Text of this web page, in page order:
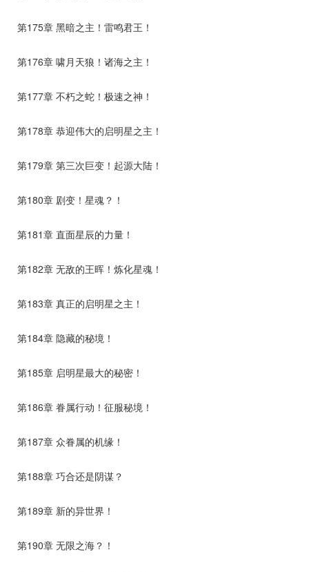
第175章 黑暗之主！雷鸣君王！
第176章 啸月天狼！诸海之主！
第177章 不朽之蛇！极速之神！
第178章 恭迎伟大的启明星之主！
第179章 第三次巨变！起源大陆！
第180章 剧变！星魂？！
第181章 直面星辰的力量！
第182章 无敌的王晖！炼化星魂！
第183章 真正的启明星之主！
第184章 隐藏的秘境！
第185章 启明星最大的秘密！
第186章 眷属行动！征服秘境！
第187章 众眷属的机缘！
第188章 巧合还是阴谋？
第189章 新的异世界！
第190章 无限之海？！